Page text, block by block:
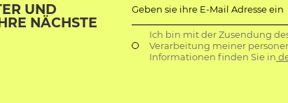
UND
NÄCHSTE
Geben sie ihre E-Mail Adresse ein
Ich bin mit der Zusendung
Verarbeitung meiner
Informationen finden Sie in